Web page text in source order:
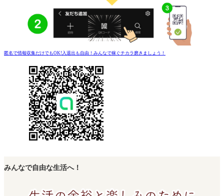
匿名で情報収集だけでもOK!入退出も自由！みんなで稼ぐチカラ磨きましょう！
みんなで自由な生活へ！